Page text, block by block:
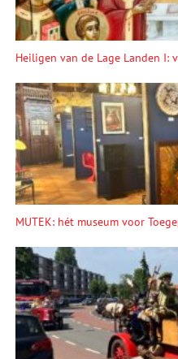
Heiligen van de Lage Landen I:
MUTEK: hét museum voor